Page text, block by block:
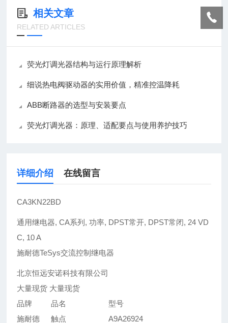
相关文章
RELATED ARTICLES
荧光灯调光器结构与运行原理解析
细说热电阀驱动器的实用价值，精准控温降耗
ABB断路器的选型与安装要点
荧光灯调光器：原理、适配要点与使用养护技巧
详细介绍 在线留言
CA3KN22BD
通用继电器, CA系列, 功率, DPST常开, DPST常闭, 24 VD
C, 10 A
施耐德TeSys交流控制继电器
北京恒远安诺科技有限公司
大量现货 大量现货
品牌
品名
型号
施耐德
触点
A9A26924